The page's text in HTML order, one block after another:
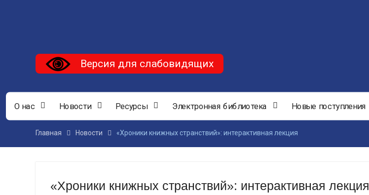
Версия для слабовидящих
О нас Новости Ресурсы Электронная библиотека Новые поступления
Главная Новости «Хроники книжных странствий»: интерактивная лекция
«Хроники книжных странствий»: интерактивная лекция